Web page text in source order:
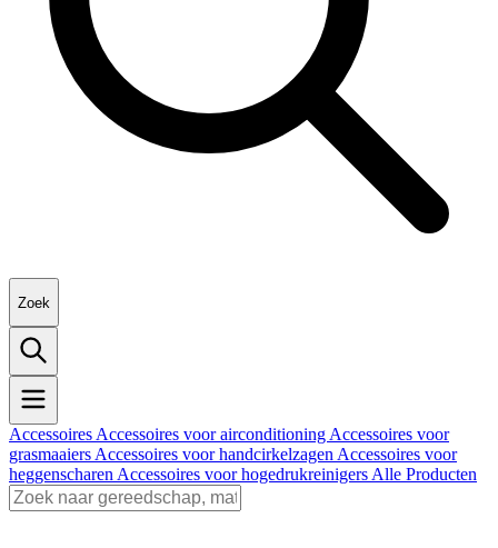
Zoek
Accessoires Accessoires voor airconditioning Accessoires voor
grasmaaiers Accessoires voor handcirkelzagen Accessoires voor
heggenscharen Accessoires voor hogedrukreinigers Alle Producten